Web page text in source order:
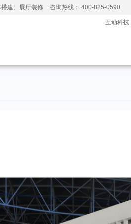
建、展厅装修 咨询热线： 400-825-0590
互动科技